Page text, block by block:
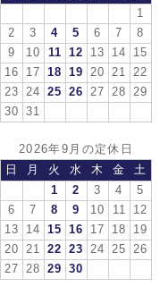
1
2
3 4 5 6 7
8
9
10 11 12 13 14
15
16
17 18 19 20 21
22
23
24 25 26 27 28
29
30
31
2026年9月の定休日
日
月 火 水 木 金
土
1
2 3 4
5
6
7 8 9 10 11
12
13
14 15 16 17 18
19
20
21 22 23 24 25
26
27
28 29 30